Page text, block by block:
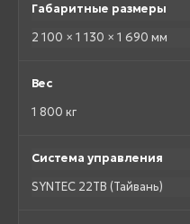
Габаритные размеры
2 100 × 1 130 × 1 690 мм
Вес
1 800 кг
Система управления
SYNTEC 22TB (Тайвань)